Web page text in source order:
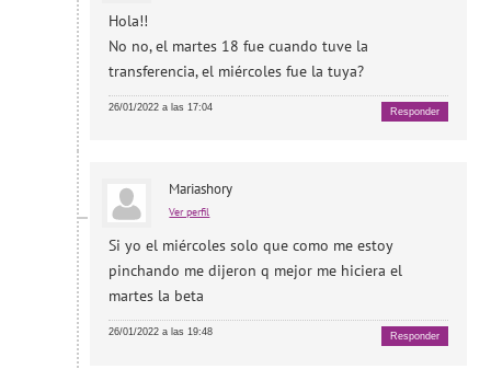
Hola!!
No no, el martes 18 fue cuando tuve la
transferencia, el miércoles fue la tuya?
26/01/2022 a las 17:04 Responder
Mariashory
Ver perfil
Si yo el miércoles solo que como me estoy
pinchando me dijeron q mejor me hiciera el
martes la beta
26/01/2022 a las 19:48 Responder